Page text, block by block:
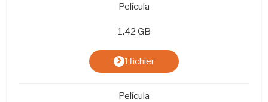
Película
1.42 GB
1fichier
Película